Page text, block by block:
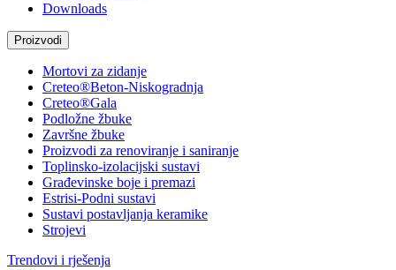
Downloads
Proizvodi
Mortovi za zidanje
Creteo®Beton-Niskogradnja
Creteo®Gala
Podložne žbuke
Završne žbuke
Proizvodi za renoviranje i saniranje
Toplinsko-izolacijski sustavi
Građevinske boje i premazi
Estrisi-Podni sustavi
Sustavi postavljanja keramike
Strojevi
Trendovi i rješenja